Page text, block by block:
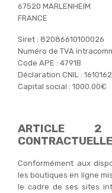
67520 MARLENHEIM
FRANCE
Siret : 82086610100026
Numéro de TVA
Code APE : 4791B
Déclaration CNIL : 1610162
Capital social : 1000.00€
ARTICLE 2
Conformément aux
les boutiques en ligne
le cadre de ses sites